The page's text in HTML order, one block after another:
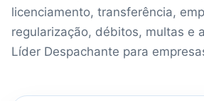
licenciamento, transferência,
regularização, débitos, multas e
Líder Despachante para